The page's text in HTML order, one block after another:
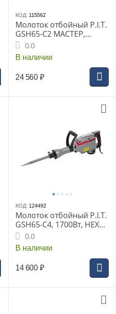
КОД: 115562
Молоток отбойный P.I.T.
GSH65-C2 МАСТЕР,
1800Вт, HEX 30мм
0.0
В наличии
24 560 ₽
КОД: 124492
Молоток отбойный P.I.T.
GSH65-C4, 1700Вт, HEX
30мм
0.0
В наличии
14 600 ₽